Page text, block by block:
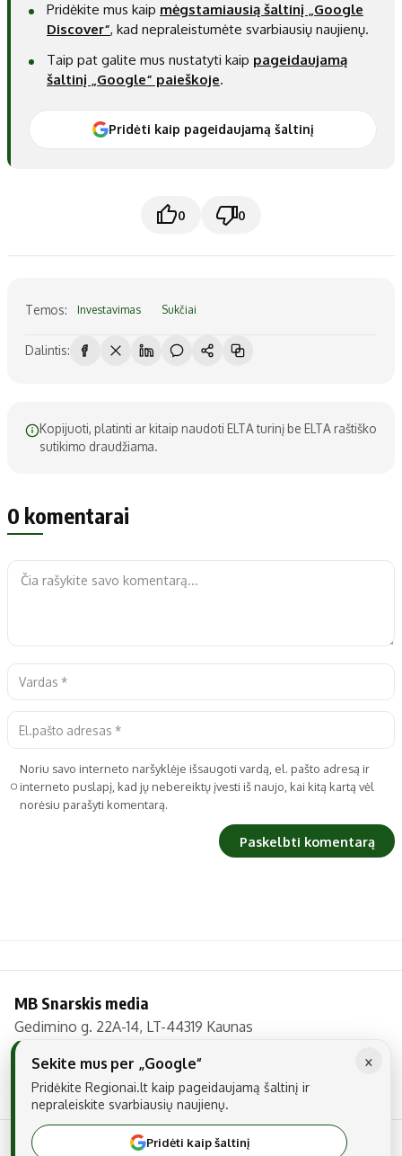
Pridėkite mus kaip mėgstamiausią šaltinį „Google
Discover“, kad nepraleistumėte svarbiausių naujienų.
Taip pat galite mus nustatyti kaip pageidaujamą
šaltinį „Google“ paieškoje.
Pridėti kaip pageidaujamą šaltinį
0 0
Temos: Investavimas Sukčiai
Dalintis:
Kopijuoti, platinti ar kitaip naudoti ELTA turinį be ELTA raštiško
sutikimo draudžiama.
0 komentarai
Noriu savo interneto naršyklėje išsaugoti vardą, el. pašto adresą ir
interneto puslapį, kad jų nebereiktų įvesti iš naujo, kai kitą kartą vėl
norėsiu parašyti komentarą.
MB Snarskis media
Gedimino g. 22A-14, LT-44319 Kaunas
Tel.: +370 606 17737
El. paštas: info@regionai.lt
© 2026 Visos teisės saugomos. Kopijuoti be raštiško sutikimo yra
×
Sekite mus per „Google“
Pridėkite Regionai.lt kaip pageidaujamą šaltinį ir
nepraleiskite svarbiausių naujienų.
Pridėti kaip šaltinį